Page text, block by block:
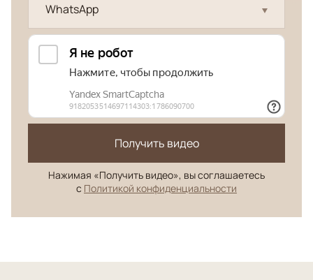
WhatsApp
Получить видео
Нажимая «Получить видео», вы соглашаетесь
с Политикой конфиденциальности